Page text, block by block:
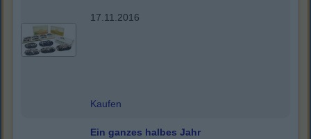
17.11.2016
Kaufen
Ein ganzes halbes Jahr